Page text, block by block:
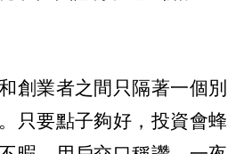
創業者之間只隔著一個別
只要點子夠好，投資會蜂